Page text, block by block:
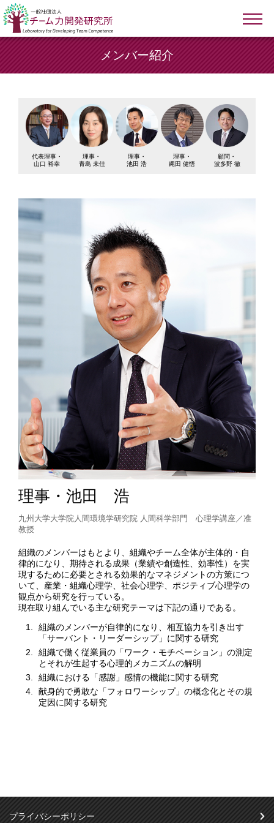
メンバー紹介
代表理事・
山口 裕幸
理事・
青島 未佳
理事・
池田 浩
理事・
縄田 健悟
顧問・
波多野 徹
理事・池田 浩
九州大学大学院人間環境学研究院 人間科学部門 心理学講座／准
教授
組織のメンバーはもとより、組織やチーム全体が主体的・自
律的になり、期待される成果（業績や創造性、効率性）を実
現するために必要とされる効果的なマネジメントの方策につ
いて、産業・組織心理学、社会心理学、ポジティブ心理学の
観点から研究を行っている。
現在取り組んでいる主な研究テーマは下記の通りである。
組織のメンバーが自律的になり、相互協力を引き出す
「サーバント・リーダーシップ」に関する研究
組織で働く従業員の「ワーク・モチベーション」の測定
とそれが生起する心理的メカニズムの解明
組織における「感謝」感情の機能に関する研究
献身的で勇敢な「フォロワーシップ」の概念化とその規
定因に関する研究
プライバシーポリシー